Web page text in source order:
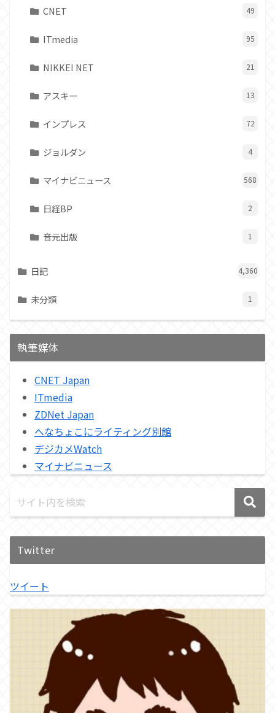
CNET 49
ITmedia 95
NIKKEI NET 21
アスキー 13
インプレス 72
ジョルダン 4
マイナビニュース 568
日経BP 2
音元出版 1
日記 4,360
未分類 1
執筆媒体
CNET Japan
ITmedia
ZDNet Japan
へなちょこにライティング別館
デジカメWatch
マイナビニュース
Twitter
ツイート